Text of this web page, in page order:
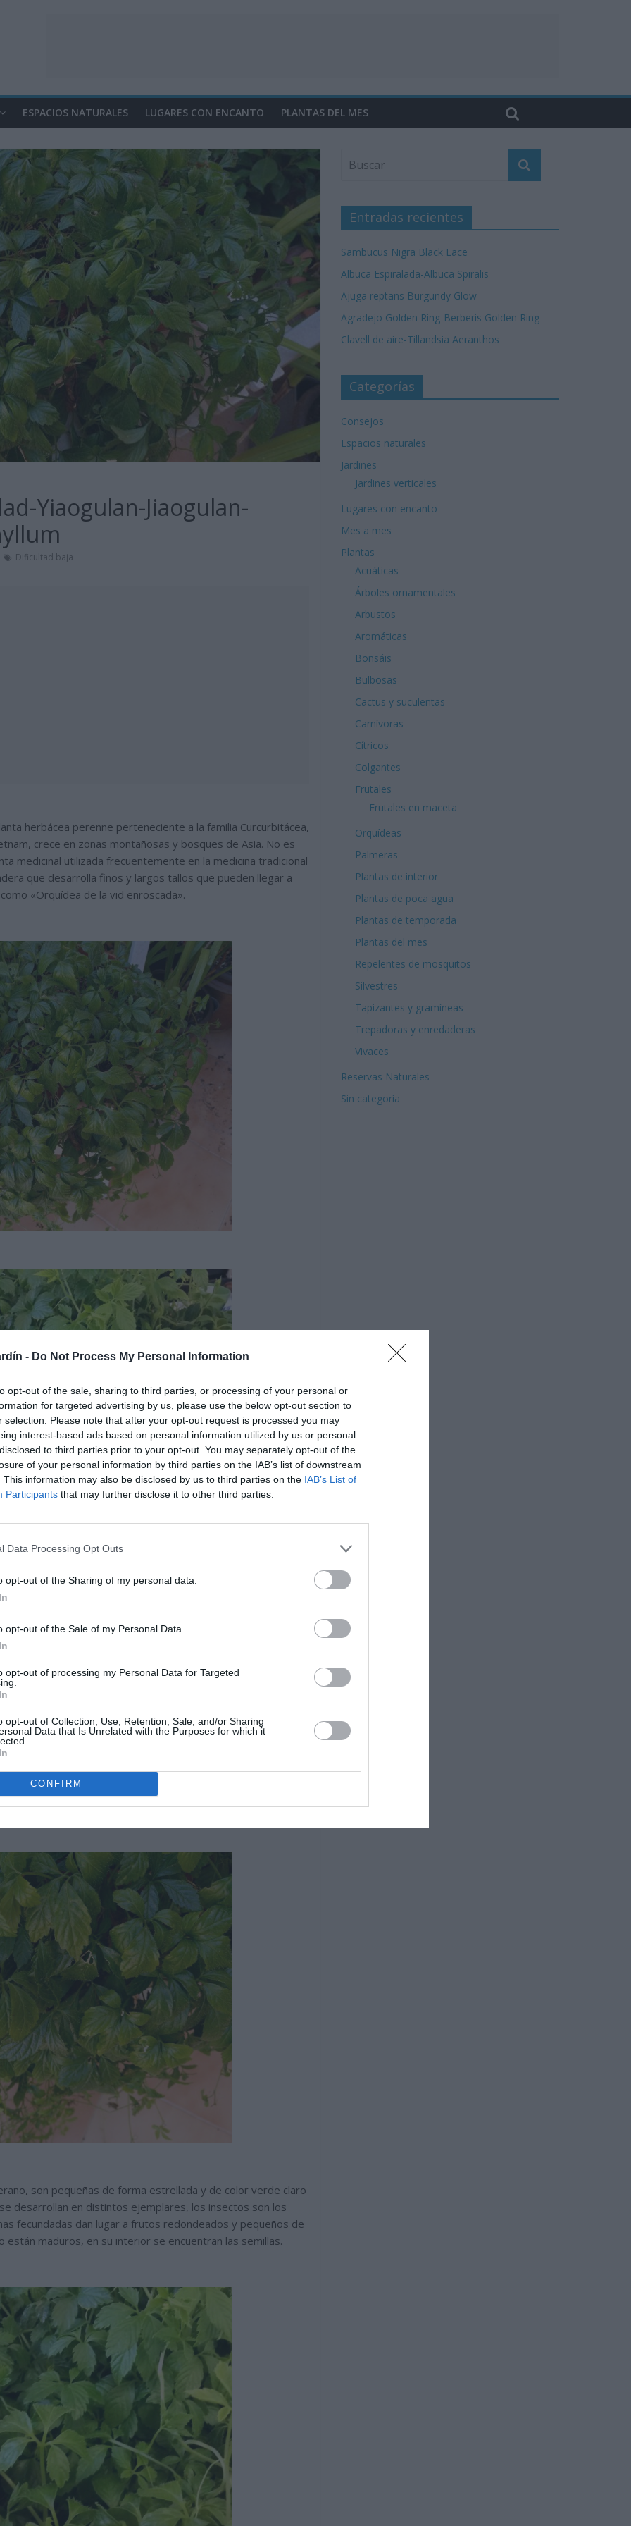
- Do Not Process My Personal Information
opt-out of the sale, sharing to third parties, or processing of your personal or
for targeted advertising by us, please use the below opt-out section to
selection. Please note that after your opt-out request is processed you may
interest-based ads based on personal information utilized by us or personal
to third parties prior to your opt-out. You may separately opt-out of the
of your personal information by third parties on the IAB’s list of downstream
This information may also be disclosed by us to third parties on the IAB’s List of
Participants that may further disclose it to other third parties.
Data Processing Opt Outs
opt-out of the Sharing of my personal data.
opt-out of the Sale of my Personal Data.
opt-out of processing my Personal Data for Targeted
opt-out of Collection, Use, Retention, Sale, and/or Sharing
Data that Is Unrelated with the Purposes for which it
CONFIRM
ESPACIOS NATURALES LUGARES CON ENCANTO PLANTAS DEL MES
Yiaogulan-Jiaogulan-
Dificultad baja
herbácea perenne perteneciente a la familia Curcurbitácea,
crece en zonas montañosas y bosques de Asia. No es
medicinal utilizada frecuentemente en la medicina tradicional
que desarrolla finos y largos tallos que pueden llegar a
«Orquídea de la vid enroscada».
por folíolos alargados y dentados, frecuentemente las hojas
numero impar, el central es el folíolo mas grande. Los
de la que surgen nerviaciones laterales hasta el borde
finos o zarcillos mediante los cuales la enredadera se
para poder trepar.
son pequeñas de forma estrellada y de color verde claro
desarrollan en distintos ejemplares, los insectos son los
fecundadas dan lugar a frutos redondeados y pequeños de
maduros, en su interior se encuentran las semillas.
Entradas recientes
Sambucus Nigra Black Lace
Albuca Espiralada-Albuca Spiralis
Ajuga reptans Burgundy Glow
Agradejo Golden Ring-Berberis Golden Ring
Clavell de aire-Tillandsia Aeranthos
Categorías
Consejos
Espacios naturales
Jardines
Jardines verticales
Lugares con encanto
Mes a mes
Plantas
Acuáticas
Árboles ornamentales
Arbustos
Aromáticas
Bonsáis
Bulbosas
Cactus y suculentas
Carnívoras
Cítricos
Colgantes
Frutales
Frutales en maceta
Orquídeas
Palmeras
Plantas de interior
Plantas de poca agua
Plantas de temporada
Plantas del mes
Repelentes de mosquitos
Silvestres
Tapizantes y gramíneas
Trepadoras y enredaderas
Vivaces
Reservas Naturales
Sin categoría